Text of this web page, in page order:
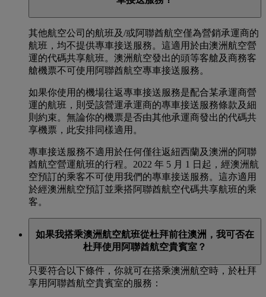
其他航空公司的航班及/或阿聯酋航空僅為營銷承運商的
航班，均不提供專車接送服務。這適用於由澳洲航空營
運的代碼共享航班。澳洲航空發出的頭等客艙及商務客
艙機票不可使用阿聯酋航空專車接送服務。
如果你使用的機場往返專車接送服務是配合某承運商營
運的航班，則受該營運承運商的專車接送服務條款及細
則約束。無論你的機票是否由其他承運商發出的代碼共
享機票，此安排同樣適用。
專車接送服務不適用於任何僅往返紐西蘭及澳洲的阿聯
酋航空營運航班的行程。2022 年 5 月 1 日起，經澳洲航
空預訂的乘客不可使用我們的專車接送服務。這亦適用
於經澳洲航空預訂並乘搭阿聯酋航空代碼共享航班的乘
客。
如果我搭乘澳洲航空航班從杜拜前往澳洲，我可否在
杜拜使用阿聯酋航空貴賓室？
只要符合以下條件，你就可在搭乘澳洲航空時，於杜拜
享用阿聯酋航空貴賓室的服務：